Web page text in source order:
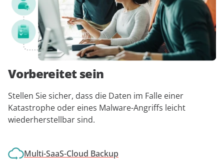
Vorbereitet sein
Stellen Sie sicher, dass die Daten im Falle einer
Katastrophe oder eines Malware-Angriffs leicht
wiederherstellbar sind.
Multi-SaaS-Cloud Backup